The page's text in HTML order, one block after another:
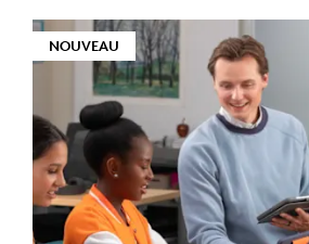
NOUVEAU